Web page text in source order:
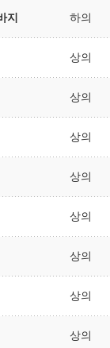
지 하의
상의
상의
상의
상의
상의
상의
상의
상의